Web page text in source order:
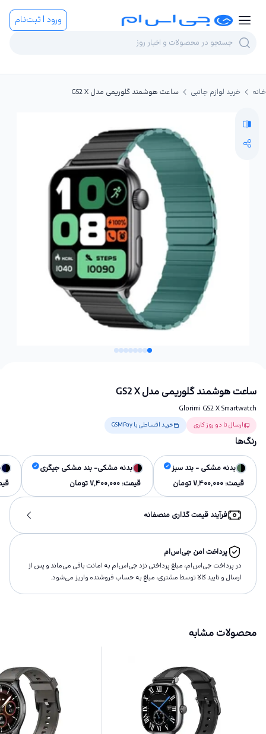
ورود | ثبت‌نام
خانه خرید لوازم جانبی ساعت هوشمند گلوریمی مدل GS2 X
ساعت هوشمند گلوریمی مدل GS2 X
Glorimi GS2 X Smartwatch
ارسال تا دو روز کاری خرید اقساطی با GSMPay
رنگ‌ها
بدنه مشکی - بند سبز
قیمت: 7,400,000تومان
بدنه مشکی- بند مشکی جیگری
قیمت: 7,400,000تومان
فرآیند قیمت گذاری منصفانه
پرداخت امن جی‌اس‌ام
در پرداخت جی‌اس‌ام، مبلغ پرداختى نزد جی‌اس‌ام به امانت باقى مى‌ماند و پس از
ارسال و تاييد كالا توسط مشتری، مبلغ به حساب فروشنده واريز مى‌شود.
محصولات مشابه